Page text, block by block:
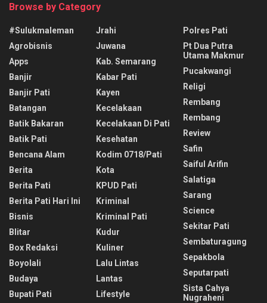
Browse by Category
#sulukmaleman
Agrobisnis
Apps
Banjir
Banjir Pati
Batangan
Batik Bakaran
Batik Pati
Bencana Alam
Berita
Berita Pati
Berita Pati Hari Ini
Bisnis
Blitar
Box Redaksi
Boyolali
Budaya
Bupati Pati
Jrahi
Juwana
Kab. Semarang
Kabar Pati
Kayen
Kecelakaan
Kecelakaan Di Pati
Kesehatan
Kodim 0718/pati
Kota
KPUD Pati
Kriminal
Kriminal Pati
Kudur
Kuliner
Lalu Lintas
Lantas
Lifestyle
Polres Pati
Pt Dua Putra
Utama Makmur
Pucakwangi
Religi
Rembang
Rembang
Review
Safin
Saiful Arifin
Salatiga
Sarang
Science
Sekitar Pati
Sembaturagung
Sepakbola
Seputarpati
Sista Cahya
Nugraheni